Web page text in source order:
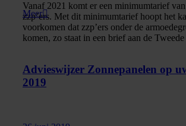
Vanaf 2021 komt er een minimumtarief
zzp’ers. Met dit minimumtarief hoopt het
voorkomen dat zzp’ers onder de
komen, zo staat in een brief aan de
Meer
Advieswijzer Zonnepanelen op
2019